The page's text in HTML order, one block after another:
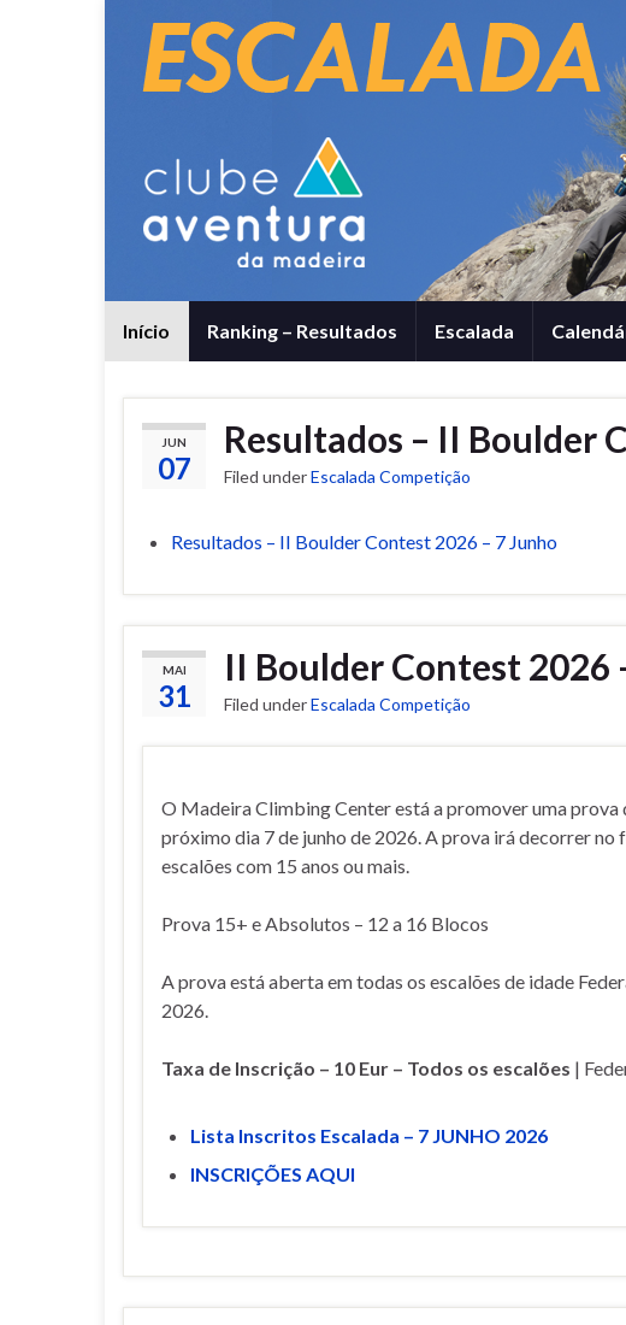
Início Ranking – Resultados Escalada
JUN
07
Resultados – II Boulder
Filed underEscalada Competição
Resultados – II Boulder Contest 2026 – 7 Junho
MAI
31
II Boulder Contest 2026
Filed underEscalada Competição
O Madeira Climbing Center está a promover uma prova
próximo dia 7 de junho de 2026. A prova irá decorrer
escalões com 15 anos ou mais.
Prova 15+ e Absolutos – 12 a 16 Blocos
A prova está aberta em todas os escalões de idade
2026.
Taxa de Inscrição – 10 Eur – Todos os escalões |
Lista Inscritos Escalada – 7 JUNHO 2026
INSCRIÇÕES AQUI